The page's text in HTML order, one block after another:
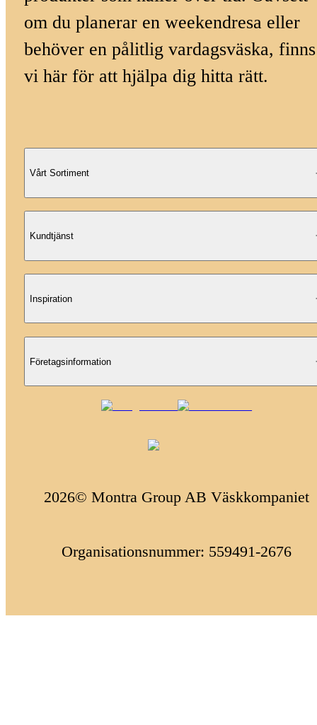
om du planerar en weekendresa eller
behöver en pålitlig vardagsväska, finns
vi här för att hjälpa dig hitta rätt.
Vårt Sortiment
Kundtjänst
Inspiration
Företagsinformation
2026© Montra Group AB Väskkompaniet
Organisationsnummer: 559491-2676